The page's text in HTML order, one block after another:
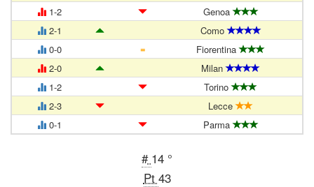
1-2
Genoa
2-1
Como
0-0
=
Fiorentina
2-0
Milan
1-2
Torino
2-3
Lecce
0-1
Parma
# 14 °
Pt 43